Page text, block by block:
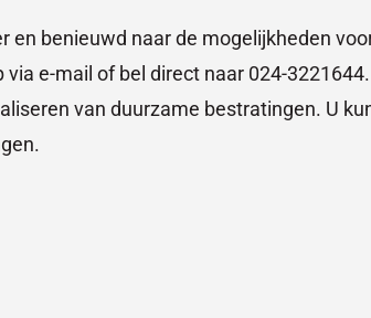
en benieuwd naar de mogelijkheden
e-mail of bel direct naar 024-
van duurzame bestratingen. U